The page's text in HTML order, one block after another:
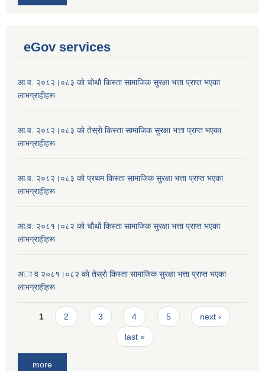
eGov services
आ.व. २०८२।०८३ काे चोथाै‌ किस्ता सामाजिक सुरक्षा भत्ता प्राप्त भएका
लाभग्राहीहरू
आ.व. २०८२।०८३ काे तेस्राे किस्ता सामाजिक सुरक्षा भत्ता प्राप्त भएका
लाभग्राहीहरू
आ.व. २०८२।०८३ काे प्रथम किस्ता सामाजिक सुरक्षा भत्ता प्राप्त भएका
लाभग्राहीहरू
आ.व. २०८१।०८२ काे चाैथाें किस्ता सामाजिक सुरक्षा भत्ता प्राप्त भएका
लाभग्राहीहरू
अा व २०८१।०८२ काे तेस्राे किस्ता सामाजिक सुरक्षा भत्ता प्राप्त भएका
लाभग्राहीहरू
Pages
1 2 3 4 5 next ›
last »
more